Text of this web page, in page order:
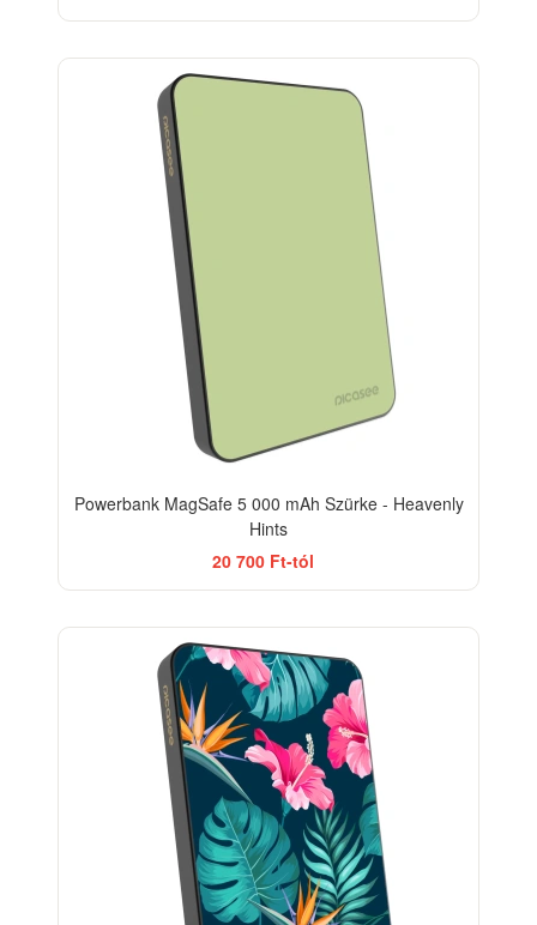
Powerbank MagSafe 5 000 mAh Szürke - Heavenly
Hints
20 700 Ft-tól